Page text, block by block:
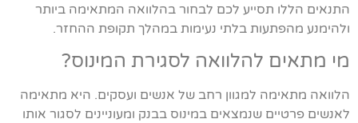
התנאים הללו תסייע לכם לבחור בהלוואה המתאימה ביותר
ולהימנע מהפתעות בלתי נעימות במהלך תקופת ההחזר.
מי מתאים להלוואה לסגירת המינוס?
הלוואה מתאימה למגוון רחב של אנשים ועסקים. היא מתאימה
לאנשים פרטיים שנמצאים במינוס בבנק ומעוניינים לסגור אותו